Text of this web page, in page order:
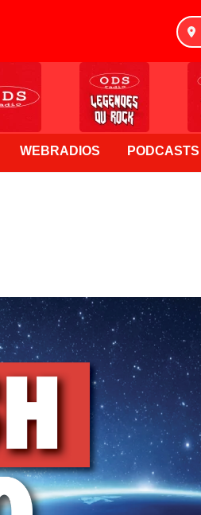
WEBRADIOS PODCASTS